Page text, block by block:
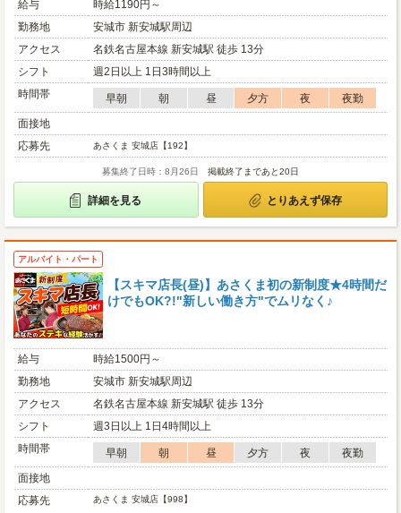
給与
時給1190円～
勤務地
安城市 新安城駅周辺
アクセス
名鉄名古屋本線 新安城駅 徒歩 13分
シフト
週2日以上 1日3時間以上
時間帯
早朝 朝 昼 夕方 夜
夜勤
面接地
応募先
あさくま 安城店【192】
募集終了日時：8月26日 掲載終了まであと20日
詳細を見る とりあえず保存
アルバイト・パート
【スキマ店長(昼)】あさくま初の新制度★4時間だ
けでもOK?!"新しい働き方"でムリなく♪
給与
時給1500円～
勤務地
安城市 新安城駅周辺
アクセス
名鉄名古屋本線 新安城駅 徒歩 13分
シフト
週3日以上 1日4時間以上
時間帯
早朝 朝 昼 夕方 夜
夜勤
面接地
応募先
あさくま 安城店【998】